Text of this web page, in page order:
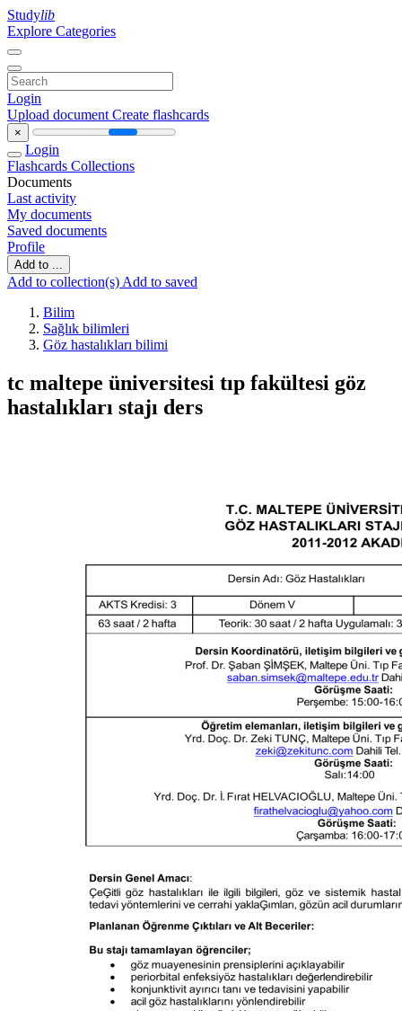
Studylib
Explore Categories
Login
Upload document Create flashcards
×
Login
Flashcards Collections
Documents
Last activity
My documents
Saved documents
Profile
Add to ...
Add to collection(s) Add to saved
Bilim
Sağlık bilimleri
Göz hastalıkları bilimi
tc maltepe üniversitesi tıp fakültesi göz
hastalıkları stajı ders